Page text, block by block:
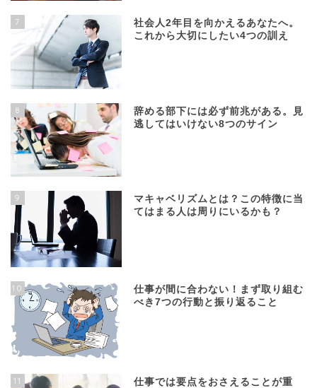
7
社会人2年目を向かえるあなたへ。
これから大切にしたい4つの訓え
8
辞める部下には必ず前兆がある。見
逃してはいけない8つのサイン
9
マキャベリズムとは？この特徴に当
てはまる人は周りにいるかも？
10
仕事が間に合わない！まず取り組む
べき7つの行動と振り返ること
11
仕事では要点をおさえることが重